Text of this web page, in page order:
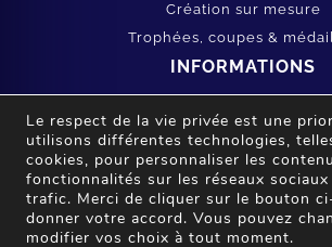
Création sur mesure
Trophées, coupes &
INFORMATIONS
Conditions générales de
Vie privée et cookies
SERVICE CLIENT
Mon compte
Le respect de la vie privée est une
utilisons différentes technologies,
cookies, pour personnaliser les
fonctionnalités sur les réseaux
trafic. Merci de cliquer sur le bouton
donner votre accord. Vous pouvez
modifier vos choix à tout moment.